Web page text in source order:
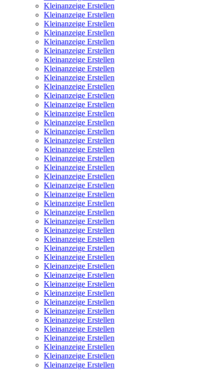
Kleinanzeige Erstellen
Kleinanzeige Erstellen
Kleinanzeige Erstellen
Kleinanzeige Erstellen
Kleinanzeige Erstellen
Kleinanzeige Erstellen
Kleinanzeige Erstellen
Kleinanzeige Erstellen
Kleinanzeige Erstellen
Kleinanzeige Erstellen
Kleinanzeige Erstellen
Kleinanzeige Erstellen
Kleinanzeige Erstellen
Kleinanzeige Erstellen
Kleinanzeige Erstellen
Kleinanzeige Erstellen
Kleinanzeige Erstellen
Kleinanzeige Erstellen
Kleinanzeige Erstellen
Kleinanzeige Erstellen
Kleinanzeige Erstellen
Kleinanzeige Erstellen
Kleinanzeige Erstellen
Kleinanzeige Erstellen
Kleinanzeige Erstellen
Kleinanzeige Erstellen
Kleinanzeige Erstellen
Kleinanzeige Erstellen
Kleinanzeige Erstellen
Kleinanzeige Erstellen
Kleinanzeige Erstellen
Kleinanzeige Erstellen
Kleinanzeige Erstellen
Kleinanzeige Erstellen
Kleinanzeige Erstellen
Kleinanzeige Erstellen
Kleinanzeige Erstellen
Kleinanzeige Erstellen
Kleinanzeige Erstellen
Kleinanzeige Erstellen
Kleinanzeige Erstellen